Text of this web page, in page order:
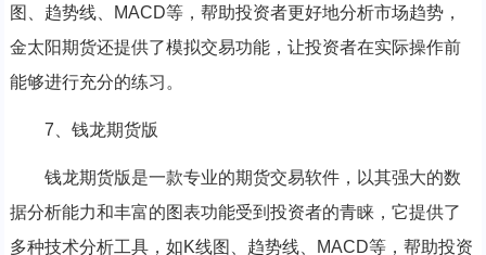
图、趋势线、MACD等，帮助投资者更好地分析市场趋势，
金太阳期货还提供了模拟交易功能，让投资者在实际操作前
能够进行充分的练习。
7、钱龙期货版
钱龙期货版是一款专业的期货交易软件，以其强大的数
据分析能力和丰富的图表功能受到投资者的青睐，它提供了
多种技术分析工具，如K线图、趋势线、MACD等，帮助投资